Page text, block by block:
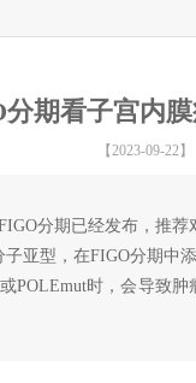
期看子宫内
【2023-09-22】
分期已经发布，推
子亚型，在FIGO分期中
POLEmut时，会导致肿